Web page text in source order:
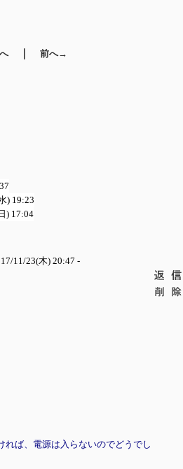
｜ 前へ→
) 19:23
) 17:04
11/23(木) 20:47 -
ば、電源は入らないのでどうでし